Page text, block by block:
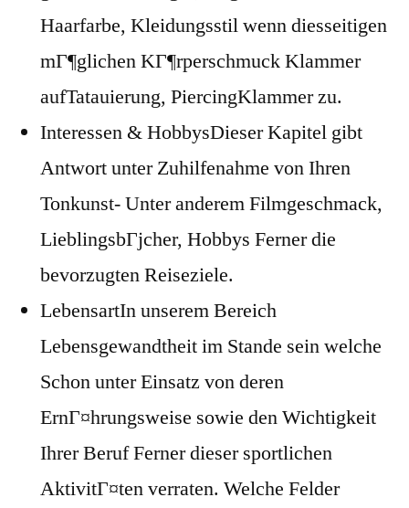
Haarfarbe, Kleidungsstil wenn diesseitigen
mГ¶glichen KГ¶rperschmuck Klammer
aufTatauierung, PiercingKlammer zu.
Interessen & HobbysDieser Kapitel gibt
Antwort unter Zuhilfenahme von Ihren
Tonkunst- Unter anderem Filmgeschmack,
LieblingsbГјcher, Hobbys Ferner die
bevorzugten Reiseziele.
LebensartIn unserem Bereich
Lebensgewandtheit im Stande sein welche
Schon unter Einsatz von deren
ErnГ¤hrungsweise sowie den Wichtigkeit
Ihrer Beruf Ferner dieser sportlichen
AktivitГ¤ten verraten. Welche Felder